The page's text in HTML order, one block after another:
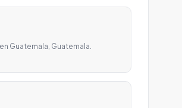
Guatemala, Guatemala.